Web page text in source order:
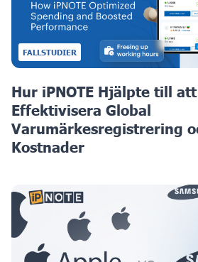
FALLSTUDIER
Hur iPNOTE Hjälpte till att
Effektivisera Global
Varumärkesregistrering
Kostnader